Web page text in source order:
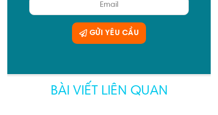
GỬI YÊU CẦU
BÀI VIẾT LIÊN QUAN